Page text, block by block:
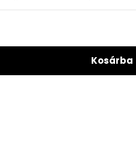
Alcaplast Mosdó
For Alcaplast
Kosárba